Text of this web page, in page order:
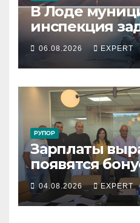
В Лоде
инспекция
подростка,
опасную
по улицам
06.08.2026 EXPERT
РУПОР
Зарплаты
появятся
сотрудников
получили
04.08.2026 EXPERT